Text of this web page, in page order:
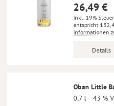
26,49 €
Inkl. 19%
Informationen
Details
Oban Little
0,7 l
43 %